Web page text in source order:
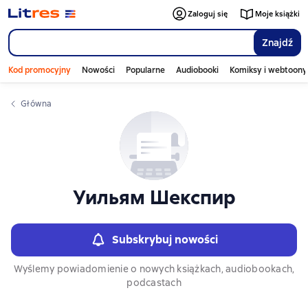
Znajdź
Zaloguj się Moje książki
Kod promocyjny Nowości Popularne Audiobooki Komiksy i webtoony
Główna
Уильям Шекспир
Subskrybuj nowości
Wyślemy powiadomienie o nowych książkach, audiobookach,
podcastach
Слайдер с книгами
Слайдер с книгами